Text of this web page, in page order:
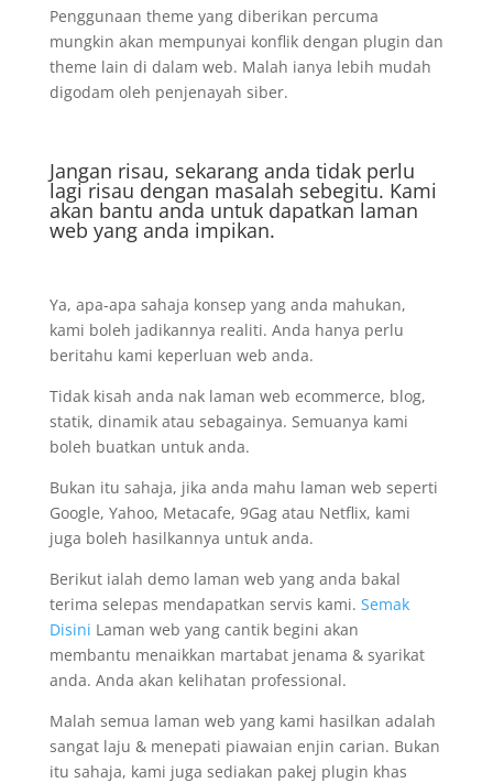
Penggunaan theme yang diberikan percuma
mungkin akan mempunyai konflik dengan plugin dan
theme lain di dalam web. Malah ianya lebih mudah
digodam oleh penjenayah siber.
Jangan risau, sekarang anda tidak perlu
lagi risau dengan masalah sebegitu. Kami
akan bantu anda untuk dapatkan laman
web yang anda impikan.
Ya, apa-apa sahaja konsep yang anda mahukan,
kami boleh jadikannya realiti. Anda hanya perlu
beritahu kami keperluan web anda.
Tidak kisah anda nak laman web ecommerce, blog,
statik, dinamik atau sebagainya. Semuanya kami
boleh buatkan untuk anda.
Bukan itu sahaja, jika anda mahu laman web seperti
Google, Yahoo, Metacafe, 9Gag atau Netflix, kami
juga boleh hasilkannya untuk anda.
Berikut ialah demo laman web yang anda bakal
terima selepas mendapatkan servis kami. Semak
Disini Laman web yang cantik begini akan
membantu menaikkan martabat jenama & syarikat
anda. Anda akan kelihatan professional.
Malah semua laman web yang kami hasilkan adalah
sangat laju & menepati piawaian enjin carian. Bukan
itu sahaja, kami juga sediakan pakej plugin khas